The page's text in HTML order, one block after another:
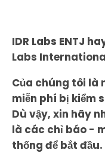
IDR Labs ENTJ
Labs
Của chúng tôi là
miễn phí bị kiểm
Dù vậy, xin hãy
là các chỉ báo -
thống để bắt đầu.